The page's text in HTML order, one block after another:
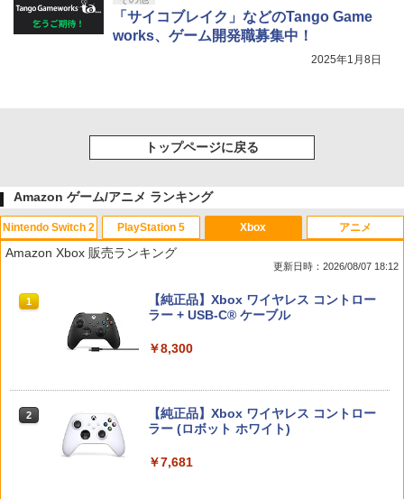
「サイコブレイク」などのTango Game
works、ゲーム開発職募集中！
2025年1月8日
トップページに戻る
Amazon ゲーム/アニメ ランキング
Nintendo Switch 2
1
スプラトゥーン レイダース|オンライン
コード版
￥5,832
スプラトゥーン レイダース -Switch2
￥6,445
PlayStation 5
1
PlayStation 5 デジタル・エディション
日本語専用 Console Language: Japan
Beast of Reincarnation -PS5 【特典】
Xbox
Amazon Xbox 販売ランキング
更新日時：2026/08/07 18:12
1
【純正品】Xbox ワイヤレス コントロー
ラー + USB-C® ケーブル
￥8,300
2
【純正品】Xbox ワイヤレス コントロー
ラー (ロボット ホワイト)
￥7,681
アニメ